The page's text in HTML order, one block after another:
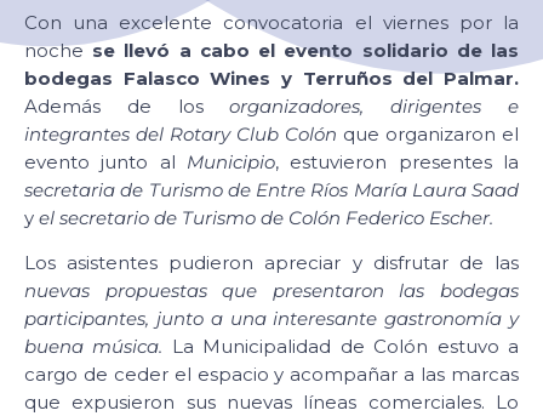
Con una excelente convocatoria el viernes por la
nochese llevó a cabo el evento solidario de las
bodegas Falasco Wines y Terruños del Palmar.
Además de losorganizadores, dirigentes e
integrantes del Rotary Club Colón que organizaron el
evento junto al Municipio, estuvieron presentes la
secretaria de Turismo de Entre Ríos María Laura Saad
y el secretario de Turismo de Colón Federico Escher.
Los asistentes pudieron apreciar y disfrutar de las
nuevas propuestas que presentaron las bodegas
participantes, junto a una interesante gastronomía y
buena música. La Municipalidad de Colón estuvo a
cargo de ceder el espacio y acompañar a las marcas
que expusieron sus nuevas líneas comerciales. Lo